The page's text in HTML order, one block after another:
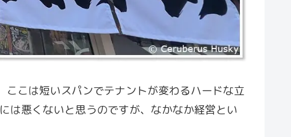
こは短いスパンでテナントが変わるハードな立
は悪くないと思うのですが、なかなか経営とい